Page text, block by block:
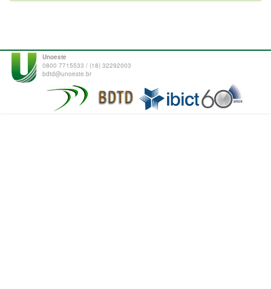
Unoeste
0800 7715533 / (18) 32292003
bdtd@unoeste.br